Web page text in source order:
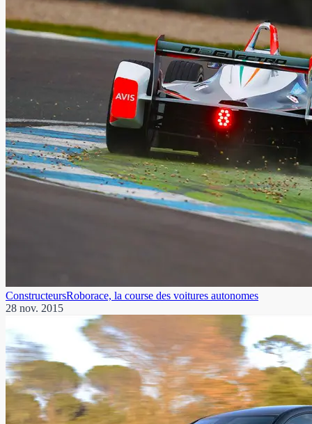
ConstructeursRoborace, la course des voitures autonomes
28 nov. 2015